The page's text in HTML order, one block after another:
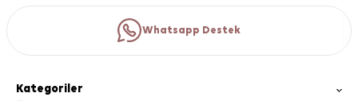
Whatsapp Destek
Kategoriler